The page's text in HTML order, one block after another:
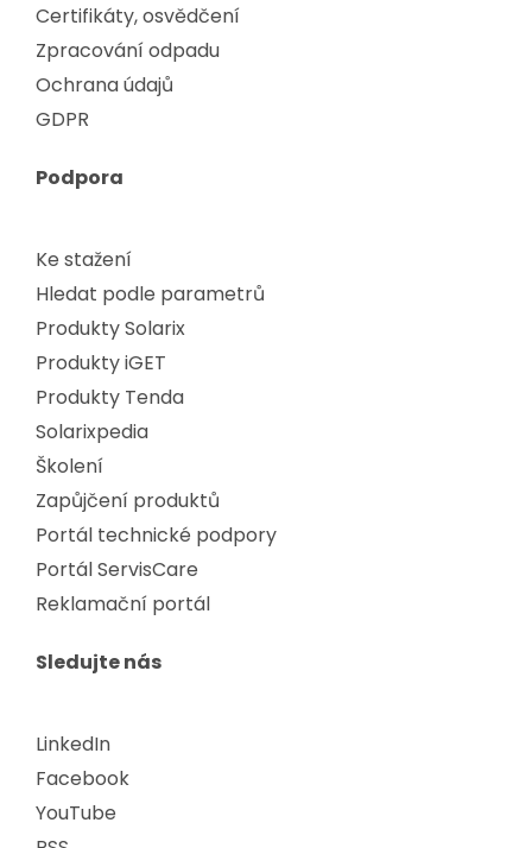
Certifikáty, osvědčení
Zpracování odpadu
Ochrana údajů
GDPR
Podpora
Ke stažení
Hledat podle parametrů
Produkty Solarix
Produkty iGET
Produkty Tenda
Solarixpedia
Školení
Zapůjčení produktů
Portál technické podpory
Portál ServisCare
Reklamační portál
Sledujte nás
LinkedIn
Facebook
YouTube